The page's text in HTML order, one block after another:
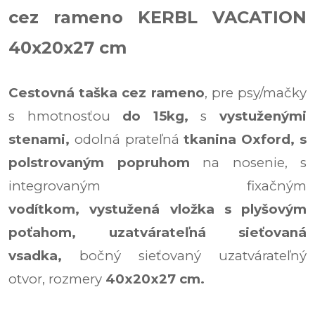
cez rameno KERBL VACATION
40x20x27 cm
Cestovná taška cez rameno, pre psy/mačky
s hmotnosťou do 15kg,svystuženými
stenami, odolná prateľnátkanina Oxford, s
polstrovaným popruhom na nosenie, s
integrovaným fixačným
vodítkom, vystužená vložka splyšovým
poťahom, uzatvárateľná sieťovaná
vsadka, bočný sieťovaný uzatvárateľný
otvor, rozmery 40x20x27 cm.